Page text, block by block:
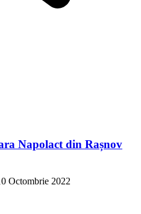
Napolact din Rașnov
Octombrie 2022